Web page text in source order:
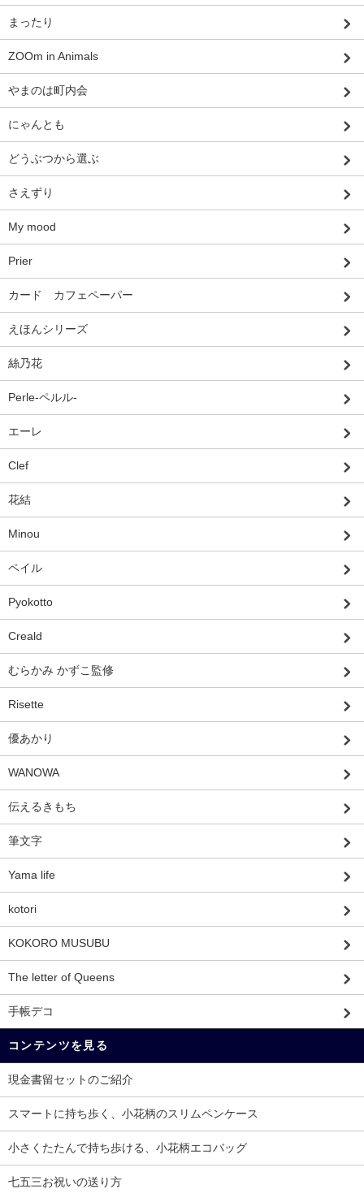
まったり
ZOOm in Animals
やまのは町内会
にゃんとも
どうぶつから選ぶ
さえずり
My mood
Prier
カード カフェペーパー
えほんシリーズ
絲乃花
Perle-ペルル-
エーレ
Clef
花結
Minou
ペイル
Pyokotto
Creald
むらかみ かずこ監修
Risette
優あかり
WANOWA
伝えるきもち
筆文字
Yama life
kotori
KOKORO MUSUBU
The letter of Queens
手帳デコ
コンテンツを見る
現金書留セットのご紹介
スマートに持ち歩く、小花柄のスリムペンケース
小さくたたんで持ち歩ける、小花柄エコバッグ
七五三お祝いの送り方